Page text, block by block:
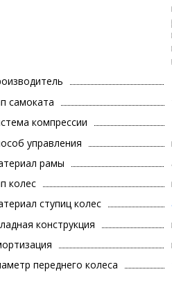
самоката
компрессии
управления
рамы
колес
ступиц колес
конструкция
переднего колеса